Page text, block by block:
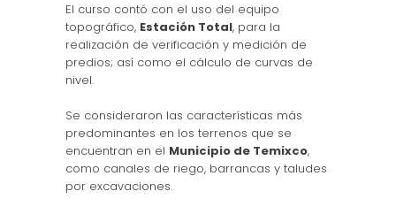
El curso contó con el uso del equipo
topográfico, Estación Total, para la
realización de verificación y medición de
predios; así como el cálculo de curvas de
nivel.
Se consideraron las características más
predominantes en los terrenos que se
encuentran en el Municipio de Temixco,
como canales de riego, barrancas y taludes
por excavaciones.